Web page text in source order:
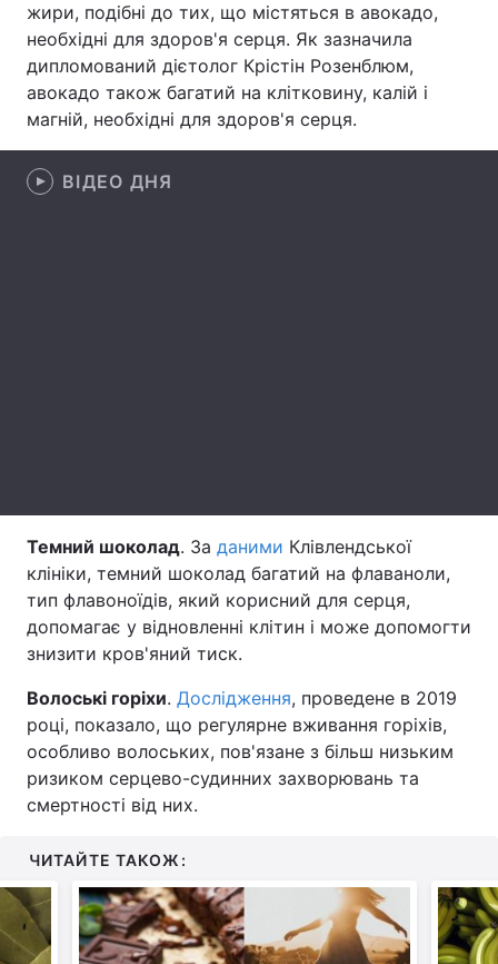
Здоров'я Туризм
Цікавинки Погода
Екологія Регіони
Лонгріди
Тема оформлення
жири, подібні до тих, що містяться в авокадо,
необхідні для здоров'я серця. Як зазначила
дипломований дієтолог Крістін Розенблюм,
авокадо також багатий на клітковину, калій і
магній, необхідні для здоров'я серця.
ВІДЕО ДНЯ
Темний шоколад. За даними Клівлендської
клініки, темний шоколад багатий на флаваноли,
тип флавоноїдів, який корисний для серця,
допомагає у відновленні клітин і може допомогти
знизити кров'яний тиск.
Волоські горіхи. Дослідження, проведене в 2019
році, показало, що регулярне вживання горіхів,
особливо волоських, пов'язане з більш низьким
ризиком серцево-судинних захворювань та
смертності від них.
ЧИТАЙТЕ ТАКОЖ: